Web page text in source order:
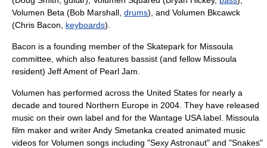
Volumen Beta (Bob Marshall, drums), and Volumen Bkcawck
(Chris Bacon, keyboards).
Bacon is a founding member of the Skatepark for Missoula
committee, which also features bassist (and fellow Missoula
resident) Jeff Ament of Pearl Jam
Volumen has performed across the United States for nearly a
decade and toured Northern Europe in 2004 . They have released
music on their own label and for the Wantage USAlabel. Missoula
film maker and writer Andy Smetanka created animated music
videos for Volumen songs including "Sexy Astronaut" and "Snakes"